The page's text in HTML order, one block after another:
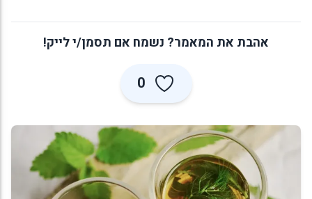
אהבת את המאמר? נשמח אם תסמן/י לייק!
0